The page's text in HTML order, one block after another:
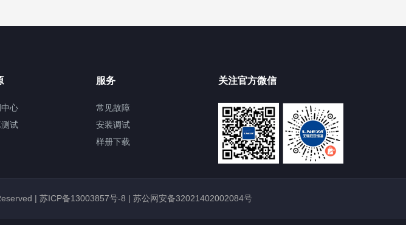
心
试
服务
常见故障
安装调试
样册下载
关注官方微信
| 苏ICP备13003857号-8 | 苏公网安备32021402002084号